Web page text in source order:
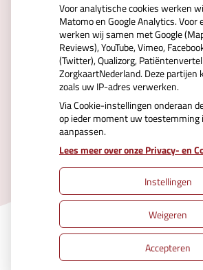
Uw Zorg Online|
|Cookie-
Voorwaarden
Voor analytische cookies werken
Matomo en Google Analytics. Voor
werken wij samen met Google
Reviews), YouTube, Vimeo,
(Twitter), Qualizorg,
ZorgkaartNederland. Deze partijen
zoals uw IP-adres verwerken.
Via Cookie-instellingen onderaan
op ieder moment uw
aanpassen.
Lees meer over onze Privacy- en
Instellingen
Weigeren
Accepteren